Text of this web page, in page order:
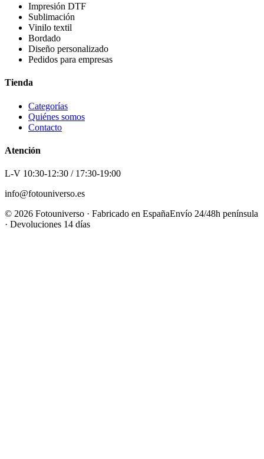
Impresión DTF
Sublimación
Vinilo textil
Bordado
Diseño personalizado
Pedidos para empresas
Tienda
Categorías
Quiénes somos
Contacto
Atención
L-V 10:30-12:30 / 17:30-19:00
info@fotouniverso.es
© 2026 Fotouniverso · Fabricado en EspañaEnvío 24/48h península
· Devoluciones 14 días